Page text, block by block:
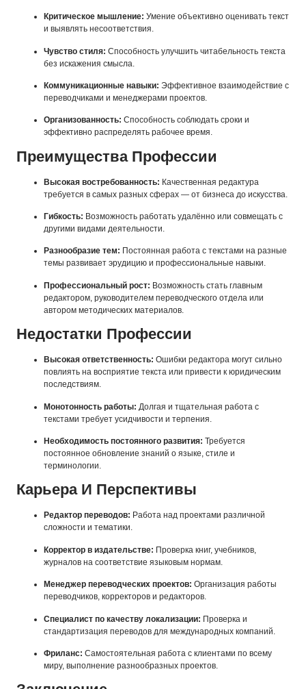
Критическое мышление: Умение объективно оценивать текст
и выявлять несоответствия.
Чувство стиля: Способность улучшить читабельность текста
без искажения смысла.
Коммуникационные навыки: Эффективное взаимодействие с
переводчиками и менеджерами проектов.
Организованность: Способность соблюдать сроки и
эффективно распределять рабочее время.
Преимущества Профессии
Высокая востребованность: Качественная редактура
требуется в самых разных сферах — от бизнеса до искусства.
Гибкость: Возможность работать удалённо или совмещать с
другими видами деятельности.
Разнообразие тем: Постоянная работа с текстами на разные
темы развивает эрудицию и профессиональные навыки.
Профессиональный рост: Возможность стать главным
редактором, руководителем переводческого отдела или
автором методических материалов.
Недостатки Профессии
Высокая ответственность: Ошибки редактора могут сильно
повлиять на восприятие текста или привести к юридическим
последствиям.
Монотонность работы: Долгая и тщательная работа с
текстами требует усидчивости и терпения.
Необходимость постоянного развития: Требуется
постоянное обновление знаний о языке, стиле и
терминологии.
Карьера И Перспективы
Редактор переводов: Работа над проектами различной
сложности и тематики.
Корректор в издательстве: Проверка книг, учебников,
журналов на соответствие языковым нормам.
Менеджер переводческих проектов: Организация работы
переводчиков, корректоров и редакторов.
Специалист по качеству локализации: Проверка и
стандартизация переводов для международных компаний.
Фриланс: Самостоятельная работа с клиентами по всему
миру, выполнение разнообразных проектов.